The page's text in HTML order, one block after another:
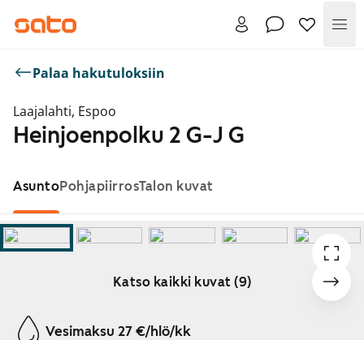
Palaa hakutuloksiin
Laajalahti, Espoo
Heinjoenpolku 2 G-J G
AsuntoPohjapiirrosTalon kuvat
Katso kaikki kuvat (9)
Näytetään dia 1 / 9
Vesimaksu 27 €/hlö/kk